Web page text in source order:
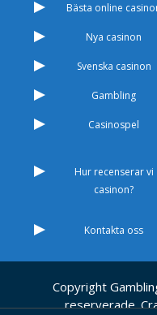
Bästa online
Nya casinon
Svenska casinon
Gambling
Casinospel
Hur recenserar vi
casinon?
Kontakta oss
Copyright
reserverade.